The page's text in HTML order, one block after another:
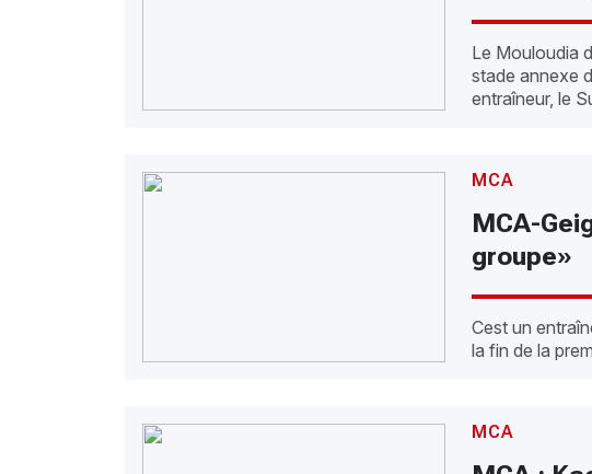
Le Mouloudia
stade annexe
entraîneur, le
MCA
MCA-
groupe»
Cest un
la fin de la
MCA